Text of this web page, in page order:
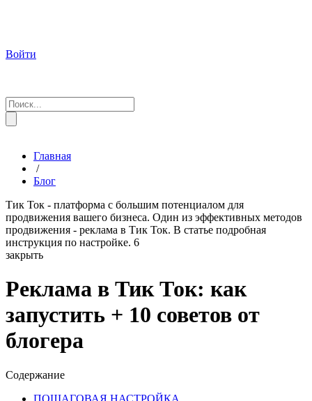
Войти
Главная
/
Блог
Тик Ток - платформа с большим потенциалом для
продвижения вашего бизнеса. Один из эффективных методов
продвижения - реклама в Тик Ток. В статье подробная
инструкция по настройке. 6
закрыть
Реклама в Тик Ток: как
запустить + 10 советов от
блогера
Содержание
ПОШАГОВАЯ НАСТРОЙКА